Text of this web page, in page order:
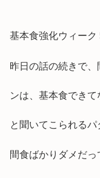
基本食強化ウィーク
昨日の話の続きで
ンは、基本食でき
と聞いてこられるパ
間食ばかりダメだ